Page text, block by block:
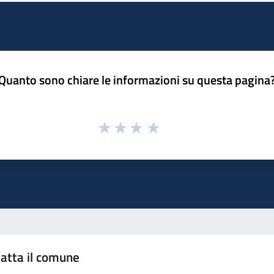
sono chiare le informazioni su questa
il comune